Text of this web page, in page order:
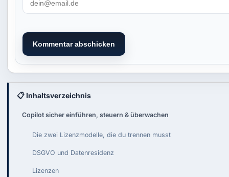
Kommentar abschicken
📋 Inhaltsverzeichnis
Copilot sicher einführen, steuern & überwachen
Die zwei Lizenzmodelle, die du trennen musst
DSGVO und Datenresidenz
Lizenzen